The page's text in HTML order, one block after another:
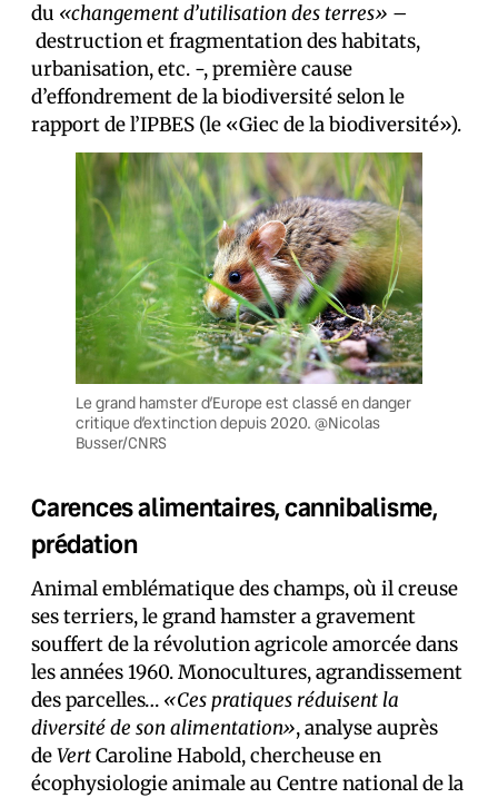
du «changement d’utilisation des terres» –
destruction et fragmentation des habitats,
urbanisation, etc. -, première cause
d’effondrement de la biodiversité selon le
rapport de l’IPBES (le «Giec de la biodiversité»).
Le grand hamster d’Europe est classé en danger
critique d’extinction depuis 2020. @Nicolas
Busser/CNRS
Carences alimentaires, cannibalisme,
prédation
Animal emblématique des champs, où il creuse
ses terriers, le grand hamster a gravement
souffert de la révolution agricole amorcée dans
les années 1960. Monocultures, agrandissement
des parcelles… «Ces pratiques réduisent la
diversité de son alimentation», analyse auprès
deVertCaroline Habold, chercheuse en
écophysiologie animale au Centre national de la